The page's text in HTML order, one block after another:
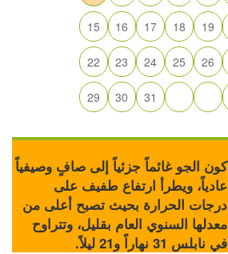
15 16 17 18 19
22 23 24 25 26
29 30 31
كون الجو غائماً جزئياً إلى صافٍ وصيفياً
عادياً، ويطرأ ارتفاع طفيف على
درجات الحرارة بحيث تصبح أعلى من
معدلها السنوي العام بقليل، وتتراوح
في نابلس 31 نهاراً و21 ليلاً.